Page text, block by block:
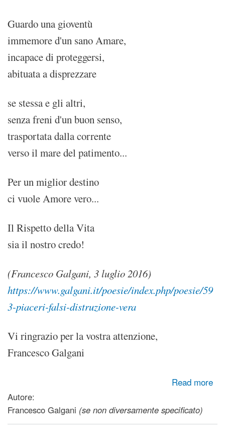
Guardo una gioventù
immemore d'un sano Amare,
incapace di proteggersi,
abituata a disprezzare
se stessa e gli altri,
senza freni d'un buon senso,
trasportata dalla corrente
verso il mare del patimento...
Per un miglior destino
ci vuole Amore vero...
Il Rispetto della Vita
sia il nostro credo!
(Francesco Galgani, 3 luglio 2016)
https://www.galgani.it/poesie/index.php/poesie/59
3-piaceri-falsi-distruzione-vera
Vi ringrazio per la vostra attenzione,
Francesco Galgani
Read more
about Bisogno di nuove politiche antifumo e di tutela alla
salute (lettera aperta al Ministero della Salute e al Primo
Ministro)
Autore:
Francesco Galgani (se non diversamente specificato)